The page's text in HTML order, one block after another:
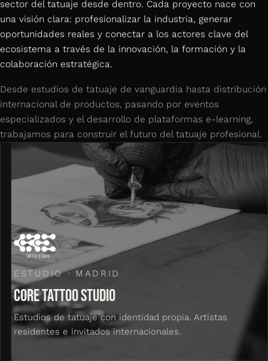
sector del tatuaje desde dentro. Cada proyecto nace con
una visión clara: profesionalizar la industria, generar
oportunidades reales y conectar a los actores clave del
ecosistema a través de la innovación, la formación y la
colaboración estratégica.
Desde estudios de tatuaje de vanguardia hasta distribución
internacional de productos, pasando por eventos
especializados y el desarrollo de plataformas e-learning,
trabajamos para construir el futuro del tatuaje profesional.
ESTUDIO · MADRID
CORE TATTOO STUDIO
Estudios de tatuaje con identidad propia. Artistas
residentes e invitados internacionales.